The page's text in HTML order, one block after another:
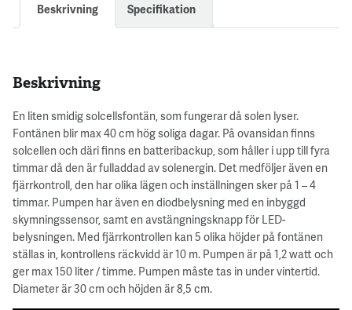
Beskrivning Specifikation
Beskrivning
En liten smidig solcellsfontän, som fungerar då solen lyser.
Fontänen blir max 40 cm hög soliga dagar. På ovansidan finns
solcellen och däri finns en batteribackup, som håller i upp till fyra
timmar då den är fulladdad av solenergin. Det medföljer även en
fjärrkontroll, den har olika lägen och inställningen sker på 1 – 4
timmar. Pumpen har även en diodbelysning med en inbyggd
skymningssensor, samt en avstängningsknapp för LED-
belysningen. Med fjärrkontrollen kan 5 olika höjder på fontänen
ställas in, kontrollens räckvidd är 10 m. Pumpen är på 1,2 watt och
ger max 150 liter / timme. Pumpen måste tas in under vintertid.
Diameter är 30 cm och höjden är 8,5 cm.